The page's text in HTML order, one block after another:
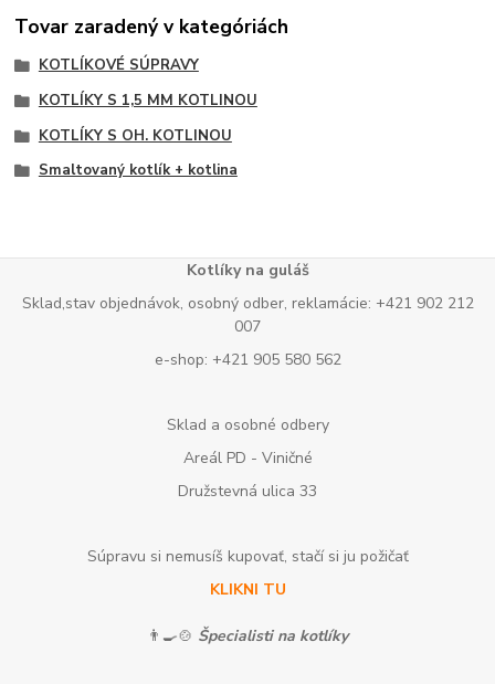
Tovar zaradený v kategóriách
KOTLÍKOVÉ SÚPRAVY
KOTLÍKY S 1,5 MM KOTLINOU
KOTLÍKY S OH. KOTLINOU
Smaltovaný kotlík + kotlina
Kotlíky na guláš
Sklad,stav objednávok, osobný odber, reklamácie: +421 902 212
007
e-shop: +421 905 580 562
Sklad a osobné odbery
Areál PD - Viničné
Družstevná ulica 33
Súpravu si nemusíš kupovať, stačí si ju požičať
KLIKNI TU
👨‍🍳🍲 Špecialisti na kotlíky